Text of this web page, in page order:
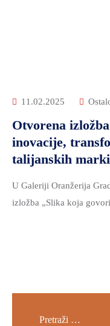
11.02.2025
Otvorena
inovacije,
talijanskih
U Galeriji Oranžerija
izložba „Slika koja